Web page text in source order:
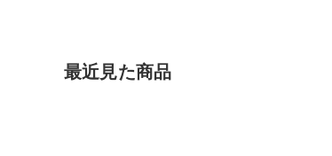
最近見た商品